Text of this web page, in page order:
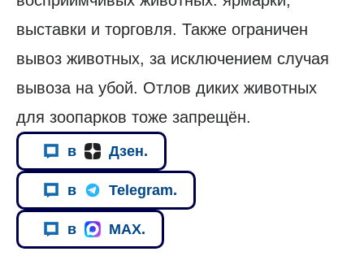
выставки и торговля. Также ограничен
вывоз животных, за исключением случая
вывоза на убой. Отлов диких животных
для зоопарков тоже запрещён.
в Дзен.
в Telegram.
в MAX.